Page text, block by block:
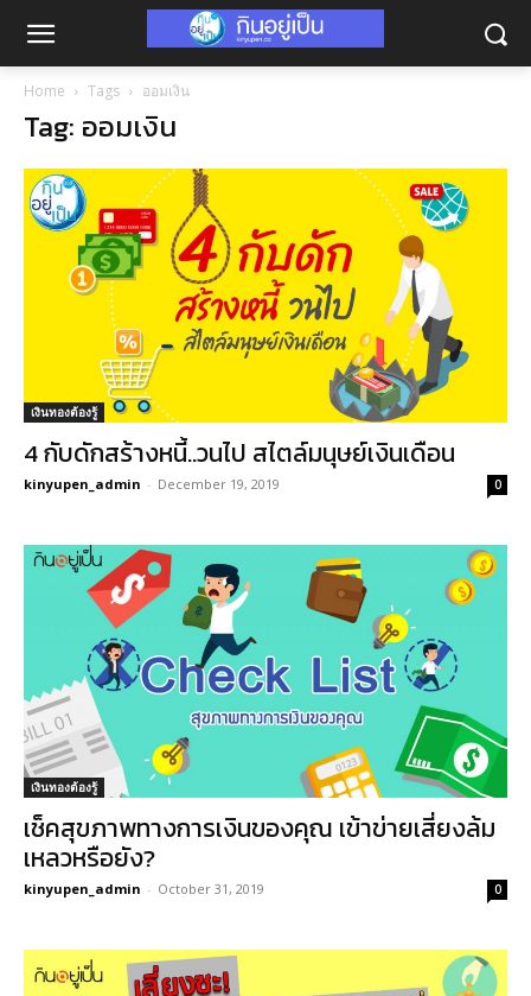
Home Tags ออมเงิน
Tag: ออมเงิน
เงินทองต้องรู้
4 กับดักสร้างหนี้..วนไป สไตล์มนุษย์เงินเดือน
kinyupen_admin - December 19, 2019 0
เงินทองต้องรู้
เช็คสุขภาพทางการเงินของคุณ เข้าข่ายเสี่ยงล้ม
เหลวหรือยัง?
kinyupen_admin - October 31, 2019 0